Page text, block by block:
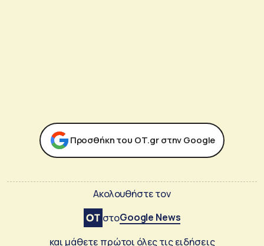
Προσθήκη του ΟΤ.gr στην Google
Ακολουθήστε τον
στοGoogle News
και μάθετε πρώτοι όλες τις ειδήσεις